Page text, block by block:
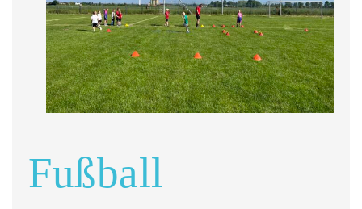
Fußball